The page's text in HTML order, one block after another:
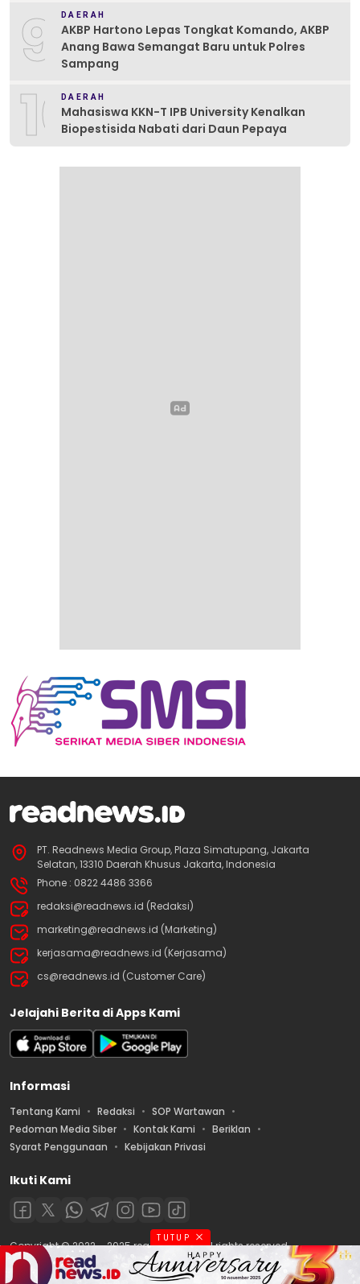
9 DAERAH
AKBP Hartono Lepas Tongkat Komando, AKBP
Anang Bawa Semangat Baru untuk Polres
Sampang
10DAERAH
Mahasiswa KKN-T IPB University Kenalkan
Biopestisida Nabati dari Daun Pepaya
PT. Readnews Media Group, Plaza Simatupang, Jakarta
Selatan, 13310 Daerah Khusus Jakarta, Indonesia
Phone : 0822 4486 3366
redaksi@readnews.id (Redaksi)
marketing@readnews.id (Marketing)
kerjasama@readnews.id (Kerjasama)
cs@readnews.id (Customer Care)
Jelajahi Berita di Apps Kami
Informasi
Tentang Kami Redaksi
SOP Wartawan
Pedoman Media Siber
Kontak Kami
Beriklan
Syarat Penggunaan
Kebijakan Privasi
Ikuti Kami
Copyright © 2022 – 2025 readnews.id | All rights reserved.
TUTUP